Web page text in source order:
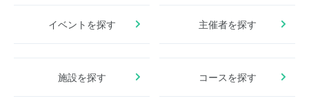
イベントを探す 主催者を探す
施設を探す コースを探す